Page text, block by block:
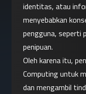
identitas, atau
menyebabkan
pengguna, seperti
penipuan.
Oleh karena itu,
Computing untuk
dan mengambil